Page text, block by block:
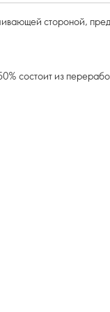
стороной,
состоит из